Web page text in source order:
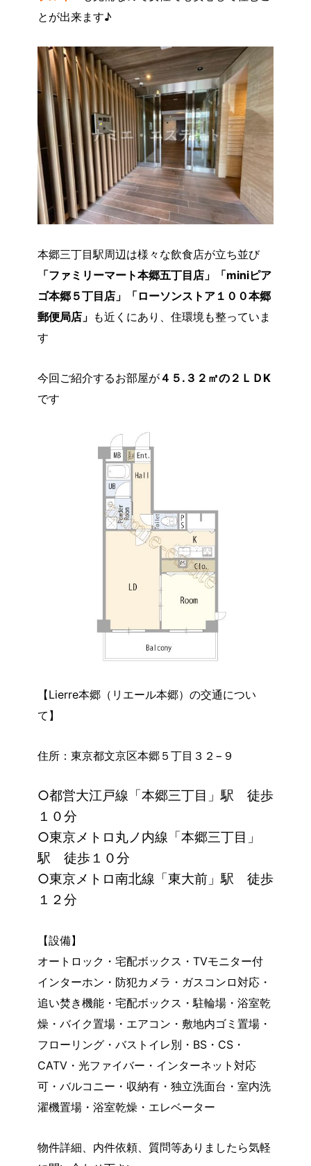
とが出来ます♪
本郷三丁目駅周辺は様々な飲食店が立ち並び
「ファミリーマート本郷五丁目店」「miniピア
ゴ本郷５丁目店」「ローソンストア１００本郷
郵便局店」 も近くにあり、住環境も整っていま
す
今回ご紹介するお部屋が４５.３２㎡の２ＬＤK
です
【Lierre本郷（リエール本郷）の交通につい
て】
住所：東京都文京区本郷５丁目３２−９
○都営大江戸線「本郷三丁目」駅 徒歩
１０分
○東京メトロ丸ノ内線「本郷三丁目」
駅 徒歩１０分
○東京メトロ南北線「東大前」駅 徒歩
１２分
【設備】
オートロック・宅配ボックス・TVモニター付
インターホン・防犯カメラ・ガスコンロ対応・
追い焚き機能・宅配ボックス・駐輪場・浴室乾
燥・バイク置場・エアコン・敷地内ゴミ置場・
フローリング・バストイレ別・BS・CS・
CATV・光ファイバー・インターネット対応
可・バルコニー・収納有・独立洗面台・室内洗
濯機置場・浴室乾燥・エレベーター
物件詳細、内件依頼、質問等ありましたら気軽